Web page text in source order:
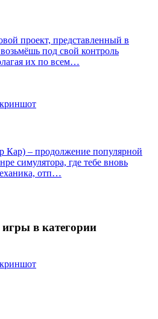
проект, представленный в
под свой контроль
их по всем…
Кар) – продолжение популярной
симулятора, где тебе вновь
отп…
в категории